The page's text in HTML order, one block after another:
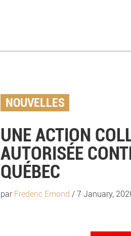
NOUVELLES
UNE ACTION
AUTORISÉE
QUÉBEC
par Frederic Emond / 7 January,